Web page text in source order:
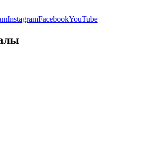
InstagramFacebookYouTube